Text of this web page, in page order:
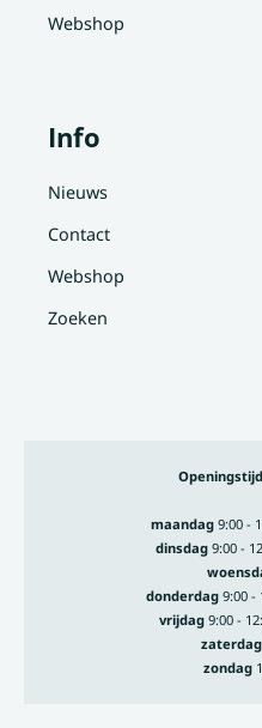
Webshop
Info
Nieuws
Contact
Webshop
Zoeken
maandag9:00 -
dinsdag 9:00 -
donderdag9:00 -
vrijdag 9:00 -
zaterdag
zondag